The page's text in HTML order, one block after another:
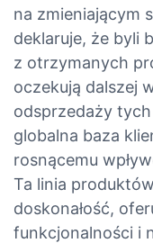
na zmieniającym
deklaruje, że byli
z otrzymanych
oczekują dalszej
odsprzedaży
globalna baza
rosnącemu
Ta linia
doskonałość,
funkcjonalności i